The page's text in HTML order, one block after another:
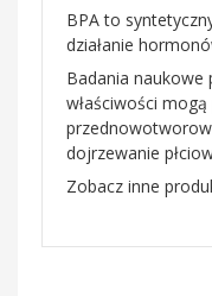
BPA to
działanie
Badania naukowe
właściwości
dojrzewanie
Zobacz inne